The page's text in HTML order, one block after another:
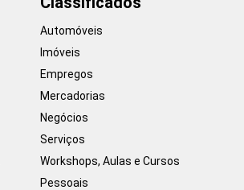
Automóveis
Imóveis
Empregos
Mercadorias
Negócios
Serviços
Workshops, Aulas e Cursos
Pessoais